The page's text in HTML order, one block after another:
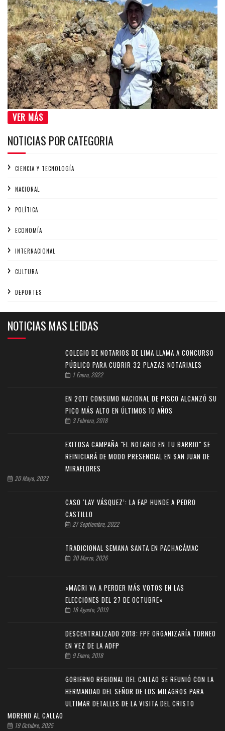
VER MÁS
NOTICIAS POR CATEGORIA
CIENCIA Y TECNOLOGÍA
NACIONAL
POLÍTICA
ECONOMÍA
INTERNACIONAL
CULTURA
DEPORTES
NOTICIAS MAS LEIDAS
COLEGIO DE NOTARIOS DE LIMA LLAMA A CONCURSO
PÚBLICO PARA CUBRIR 32 PLAZAS NOTARIALES
1 Enero, 2022
EN 2017 CONSUMO NACIONAL DE PISCO ALCANZÓ SU
PICO MÁS ALTO EN ÚLTIMOS 10 AÑOS
3 Febrero, 2018
EXITOSA CAMPAÑA "EL NOTARIO EN TU BARRIO" SE
REINICIARÁ DE MODO PRESENCIAL EN SAN JUAN DE
MIRAFLORES
20 Mayo, 2023
CASO ‘LAY VÁSQUEZ’: LA FAP HUNDE A PEDRO
CASTILLO
27 Septiembre, 2022
TRADICIONAL SEMANA SANTA EN PACHACÁMAC
30 Marzo, 2026
«MACRI VA A PERDER MÁS VOTOS EN LAS
ELECCIONES DEL 27 DE OCTUBRE»
18 Agosto, 2019
DESCENTRALIZADO 2018: FPF ORGANIZARÍA TORNEO
EN VEZ DE LA ADFP
9 Enero, 2018
GOBIERNO REGIONAL DEL CALLAO SE REUNIÓ CON LA
HERMANDAD DEL SEÑOR DE LOS MILAGROS PARA
ULTIMAR DETALLES DE LA VISITA DEL CRISTO
MORENO AL CALLAO
19 Octubre, 2025